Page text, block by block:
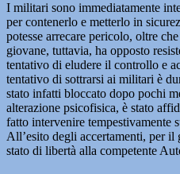
I militari sono immediatamente
per contenerlo e metterlo in
potesse arrecare pericolo, oltre
giovane, tuttavia, ha opposto
tentativo di eludere il controllo e
tentativo di sottrarsi ai militari è
stato infatti bloccato dopo pochi
alterazione psicofisica, è stato
fatto intervenire tempestivamente
All’esito degli accertamenti, per il
stato di libertà alla competente